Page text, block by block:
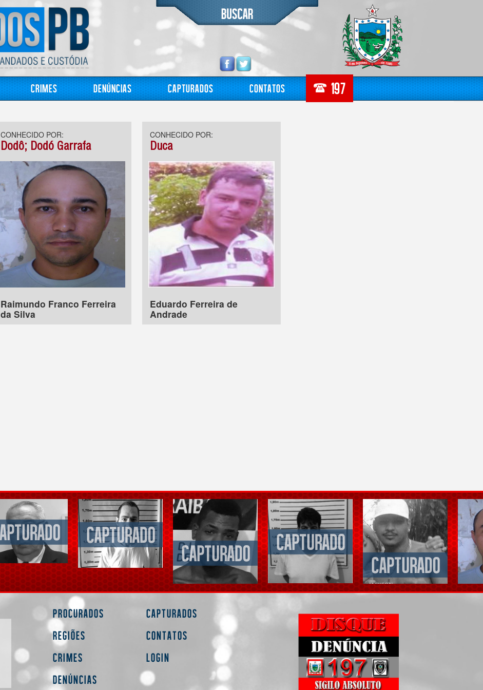
Crimes Denúncias Capturados Contatos
CONHECIDO POR:
Dodô; Dodó Garrafa
Raimundo Franco Ferreira
da Silva
CONHECIDO POR:
Duca
Eduardo Ferreira de
Andrade
Procurados
Regiões
Crimes
Denúncias
Capturados
Contatos
Login